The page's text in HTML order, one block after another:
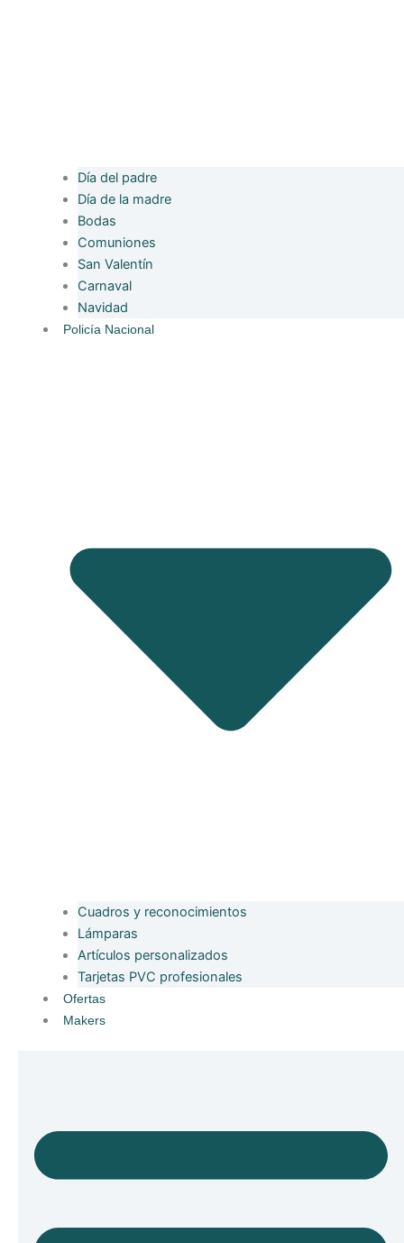
Día del padre
Día de la madre
Bodas
Comuniones
San Valentín
Carnaval
Navidad
Policía Nacional
Cuadros y reconocimientos
Lámparas
Artículos personalizados
Tarjetas PVC profesionales
Ofertas
Makers